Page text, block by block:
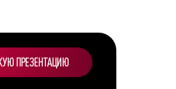
ПРЕЗЕНТАЦИЮ